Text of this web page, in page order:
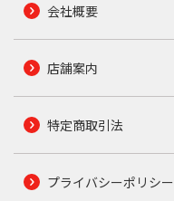
会社概要
店舗案内
特定商取引法
プライバシーポリシー